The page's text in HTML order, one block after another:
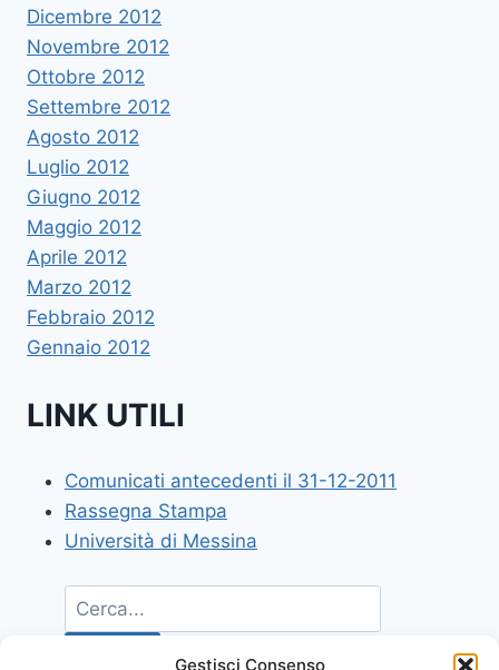
Gestisci Consenso
Dicembre 2012
Novembre 2012
Ottobre 2012
Settembre 2012
Agosto 2012
Luglio 2012
Giugno 2012
Maggio 2012
Aprile 2012
Marzo 2012
Febbraio 2012
Gennaio 2012
LINK UTILI
Comunicati antecedenti il 31-12-2011
Rassegna Stampa
Università di Messina